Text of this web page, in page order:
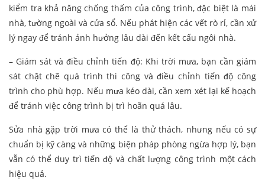
kiểm tra khả năng chống thấm của công trình, đặc biệt là mái
nhà, tường ngoài và cửa sổ. Nếu phát hiện các vết rò rỉ, cần xử
lý ngay để tránh ảnh hưởng lâu dài đến kết cấu ngôi nhà.
– Giám sát và điều chỉnh tiến độ: Khi trời mưa, bạn cần giám
sát chặt chẽ quá trình thi công và điều chỉnh tiến độ công
trình cho phù hợp. Nếu mưa kéo dài, cần xem xét lại kế hoạch
để tránh việc công trình bị trì hoãn quá lâu.
Sửa nhà gặp trời mưa có thể là thử thách, nhưng nếu có sự
chuẩn bị kỹ càng và những biện pháp phòng ngừa hợp lý, bạn
vẫn có thể duy trì tiến độ và chất lượng công trình một cách
hiệu quả.